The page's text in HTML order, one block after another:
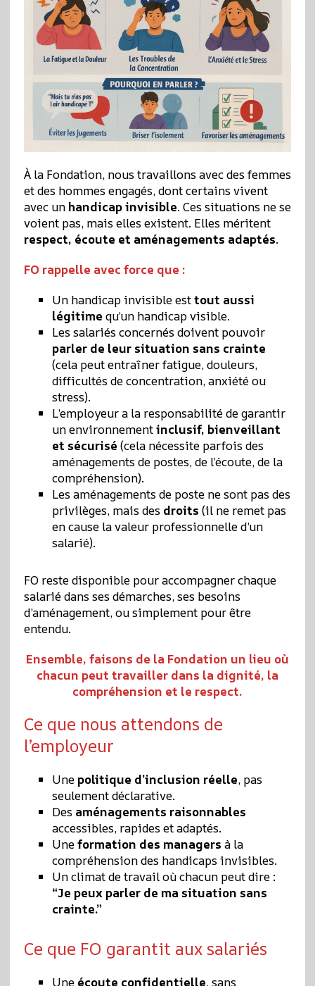
À la Fondation, nous travaillons avec des femmes
et des hommes engagés, dont certains vivent
avec unhandicap invisible. Ces situations ne se
voient pas, mais elles existent. Elles méritent
respect, écoute et aménagements adaptés.
FO rappelle avec force que :
Un handicap invisible esttout aussi
légitime qu’un handicap visible.
Les salariés concernés doivent pouvoir
parler de leur situation sans crainte
(cela peut entraîner fatigue, douleurs,
difficultés de concentration, anxiété ou
stress).
L’employeur a la responsabilité de garantir
un environnementinclusif, bienveillant
et sécurisé (cela nécessite parfois des
aménagements de postes, de l’écoute, de la
compréhension).
Les aménagements de poste ne sont pas des
privilèges, mais des droits (il ne remet pas
en cause la valeur professionnelle d’un
salarié).
FO reste disponible pour accompagner chaque
salarié dans ses démarches, ses besoins
d’aménagement, ou simplement pour être
entendu.
Ensemble, faisons de la Fondation un lieu où
chacun peut travailler dans la dignité, la
compréhension et le respect.
Ce que nous attendons de
l’employeur
Unepolitique d’inclusion réelle, pas
seulement déclarative.
Des aménagements raisonnables
accessibles, rapides et adaptés.
Uneformation des managers à la
compréhension des handicaps invisibles.
Un climat de travail où chacun peut dire :
“Je peux parler de ma situation sans
crainte.”
Ce que FO garantit aux salariés
Une écoute confidentielle, sans